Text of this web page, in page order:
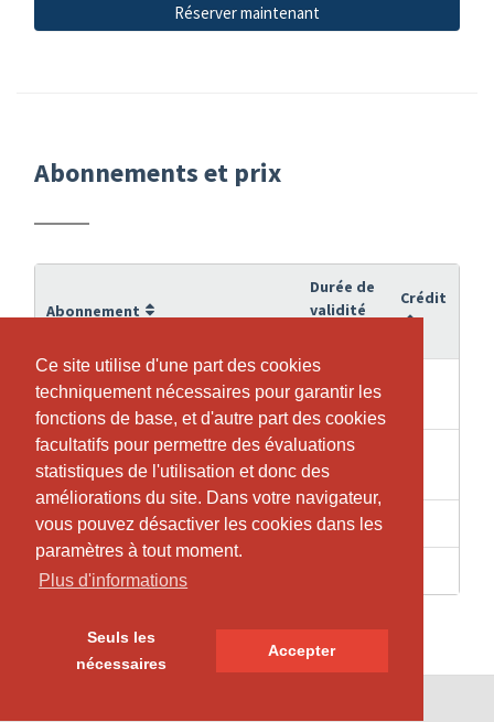
Ce site utilise d'une part des cookies
techniquement nécessaires pour garantir les
fonctions de base, et d'autre part des cookies
facultatifs pour permettre des évaluations
statistiques de l'utilisation et donc des
améliorations du site. Dans votre navigateur,
vous pouvez désactiver les cookies dans les
paramètres à tout moment.
Plus d'informations
Seuls les
nécessaires
Accepter
Ce site utilise d'une part des cookies
techniquement nécessaires pour garantir les
fonctions de base, et d'autre part des cookies
facultatifs pour permettre des évaluations
statistiques de l'utilisation et donc des
améliorations du site. Dans votre navigateur,
vous pouvez désactiver les cookies dans les
paramètres à tout moment.
Plus d'informations
Seuls les
nécessaires
Accepter
Réserver maintenant
Abonnements et prix
Abonnement
Durée de
validité
Crédit
Semesterbeitrag
Frühlingssemester 2026
21.06.2026
Semesterbeitrag Ratenzahlung
Frühlingssemester 2026
21.06.2026
Semesterkursabo_01 GOLD 21.06.2026
Semesterkursabo_02 SILBER